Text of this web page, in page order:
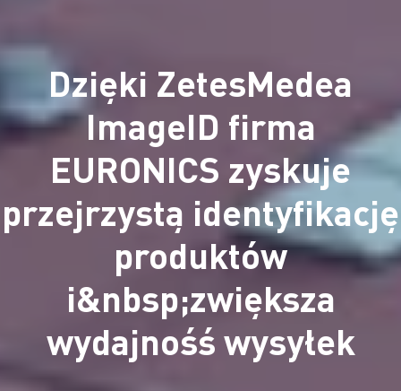
Dzięki ZetesMedea
ImageID firma
EURONICS zyskuje
przejrzystą identyfikację
produktów
i&nbsp;zwiększa
wydajnośś wysyłek